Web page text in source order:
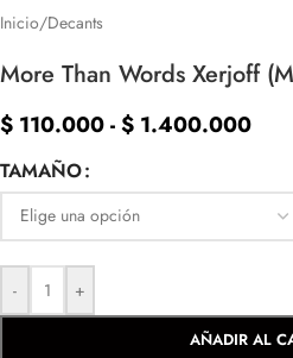
Inicio/Decants
More Than Words Xerjoff
$ 110.000-$ 1.400.000
TAMAÑO
- +
AÑADIR AL